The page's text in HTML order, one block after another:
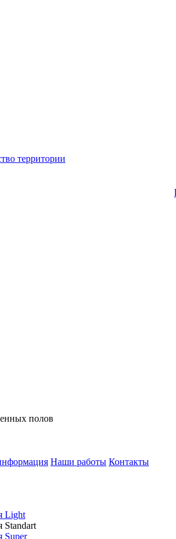
полов
Наши работы Контакты
Light
Standart
Super